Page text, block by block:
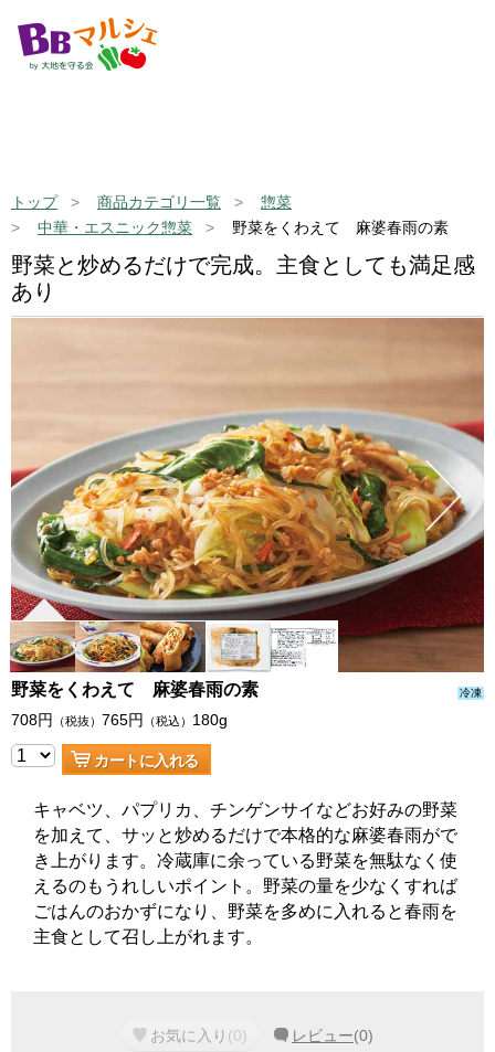
トップ 商品カテゴリ一覧
惣菜
中華・エスニック惣菜
野菜をくわえて 麻婆春雨の素
野菜と炒めるだけで完成。主食としても満足感
あり
野菜をくわえて 麻婆春雨の素 冷凍
708円 （税抜） 765円 （税込） 180g
カートに入れる
キャベツ、パプリカ、チンゲンサイなどお好みの野菜
を加えて、サッと炒めるだけで本格的な麻婆春雨がで
き上がります。冷蔵庫に余っている野菜を無駄なく使
えるのもうれしいポイント。野菜の量を少なくすれば
ごはんのおかずになり、野菜を多めに入れると春雨を
主食として召し上がれます。
お気に入り (0) レビュー(0)